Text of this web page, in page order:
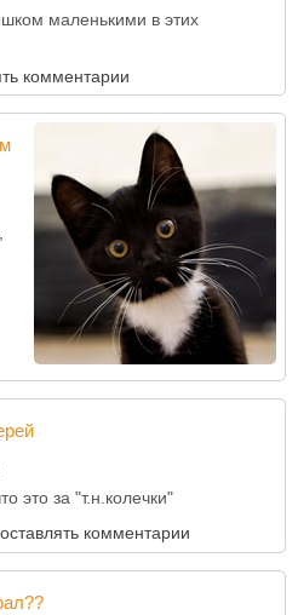
маленькими в этих
комментарии
это за "т.н.колечки"
комментарии